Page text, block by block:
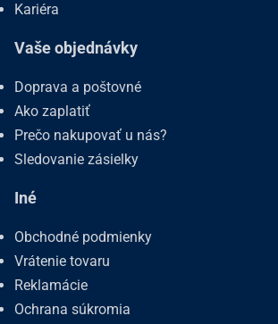
Kariéra
Vaše objednávky
Doprava a poštovné
Ako zaplatiť
Prečo nakupovať u nás?
Sledovanie zásielky
Iné
Obchodné podmienky
Vrátenie tovaru
Reklamácie
Ochrana súkromia